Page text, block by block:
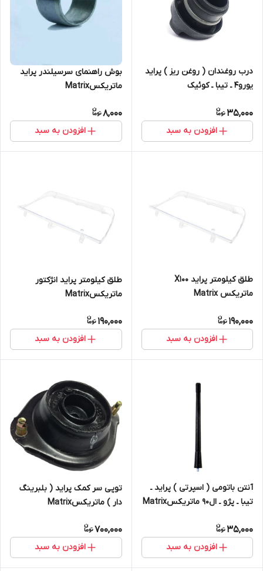
درب روغندان ( روغن ریز ) پراید
یورو۴ ـ تیبا ـ کوئیک
35,000
افزودن به سبد
بوش راهنمای سرسیلندر پراید
ماتریکسMatrix
8,000
افزودن به سبد
طلق کیلومتر پراید X100
ماتریکس Matrix
190,000
افزودن به سبد
طلق کیلومتر پراید انژکتور
ماتریکسMatrix
190,000
افزودن به سبد
آنتن باتومی ( اسپرتی ) پراید ـ
تیبا ـ پژو ـ ال۹۰ ماتریکسMatrix
35,000
افزودن به سبد
توپی سر کمک پراید ( بلبرینگ
دار ) ماتریکسMatrix
700,000
افزودن به سبد